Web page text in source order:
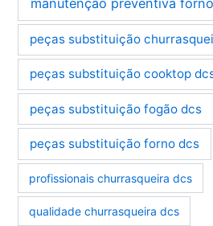
manutenção preventiva
peças substituição
peças substituição cooktop
peças substituição fogão dcs
peças substituição forno dcs
profissionais churrasqueira dcs
qualidade churrasqueira dcs